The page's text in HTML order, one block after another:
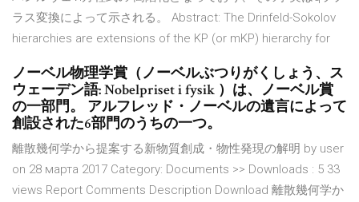
ラス変換によって示される。 Abstract: The Drinfeld-Sokolov
hierarchies are extensions of the KP (or mKP) hierarchy for
ノーベル物理学賞（ノーベルぶつりがくしょう、ス
ウェーデン語: Nobelpriset i fysik ）は、ノーベル賞
の一部門。 アルフレッド・ノーベルの遺言によって
創設された6部門のうちの一つ。
離散幾何学から提案する新物質創成・物性発現の解明 by user
on 28 марта 2017 Category: Documents >> Downloads : 5 33
views Report Comments Description Download 離散幾何学か